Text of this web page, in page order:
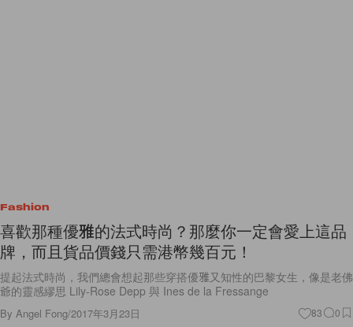
喜歡那種優雅的法式時尚？那麼你一定會愛上這品
牌，而且貨品價錢只需港幣幾百元！
提起法式時尚，我們總會想起那些穿搭優雅又知性的巴黎女生，像是老佛
ByAngel Fong /2017年3月23日